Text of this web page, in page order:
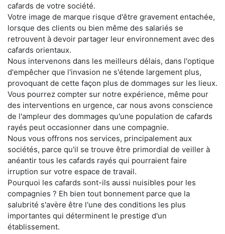
cafards de votre société.
Votre image de marque risque d'être gravement entachée,
lorsque des clients ou bien même des salariés se
retrouvent à devoir partager leur environnement avec des
cafards orientaux.
Nous intervenons dans les meilleurs délais, dans l'optique
d'empêcher que l'invasion ne s'étende largement plus,
provoquant de cette façon plus de dommages sur les lieux.
Vous pourrez compter sur notre expérience, même pour
des interventions en urgence, car nous avons conscience
de l'ampleur des dommages qu'une population de cafards
rayés peut occasionner dans une compagnie.
Nous vous offrons nos services, principalement aux
sociétés, parce qu'il se trouve être primordial de veiller à
anéantir tous les cafards rayés qui pourraient faire
irruption sur votre espace de travail.
Pourquoi les cafards sont-ils aussi nuisibles pour les
compagnies ? Eh bien tout bonnement parce que la
salubrité s'avère être l'une des conditions les plus
importantes qui déterminent le prestige d'un
établissement.